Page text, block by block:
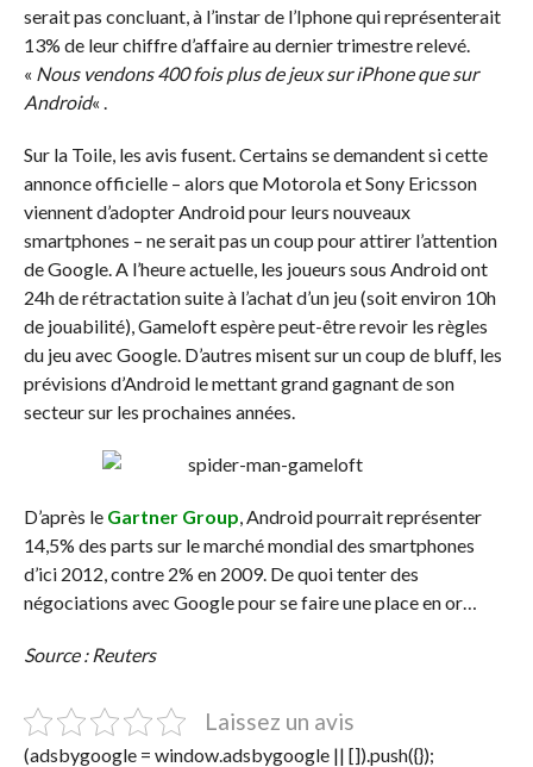
serait pas concluant, à l’instar de l’Iphone qui représenterait
13% de leur chiffre d’affaire au dernier trimestre relevé.
« Nous vendons 400 fois plus de jeux sur iPhone que sur
Android« .
Sur la Toile, les avis fusent. Certains se demandent si cette
annonce officielle – alors que Motorola et Sony Ericsson
viennent d’adopter Android pour leurs nouveaux
smartphones – ne serait pas un coup pour attirer l’attention
de Google. A l’heure actuelle, les joueurs sous Android ont
24h de rétractation suite à l’achat d’un jeu (soit environ 10h
de jouabilité), Gameloft espère peut-être revoir les règles
du jeu avec Google. D’autres misent sur un coup de bluff, les
prévisions d’Android le mettant grand gagnant de son
secteur sur les prochaines années.
D’après le Gartner Group, Android pourrait représenter
14,5% des parts sur le marché mondial des smartphones
d’ici 2012, contre 2% en 2009. De quoi tenter des
négociations avec Google pour se faire une place en or…
Source : Reuters
Laissez un avis
(adsbygoogle = window.adsbygoogle || []).push({});